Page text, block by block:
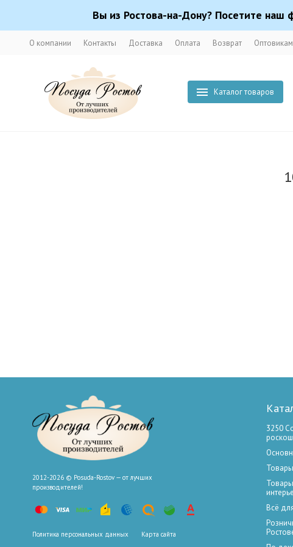
Вы из Ростова-на-Дону? Посетите
О компании Контакты Доставка Оплата Возврат Оптовикам
Каталог товаров
2012-2026 © Posuda-Rostov — от лучших
производителей!
Политика персональных данных Карта сайта
3250
Всё